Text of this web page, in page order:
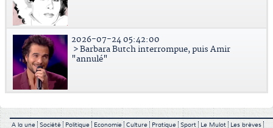
2026-07-24 05:42:00
> Barbara Butch interrompue, puis Amir
"annulé"
A la une Société Politique Economie Culture Pratique Sport Le Mulot Les brèves